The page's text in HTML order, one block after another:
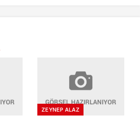
ZEYNEP ALAZ